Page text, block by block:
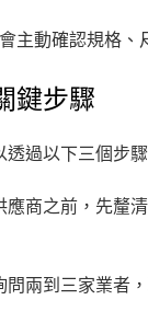
主動確認規格、
鍵步驟
過以下三個步驟
商之前，先釐
問兩到三家業者